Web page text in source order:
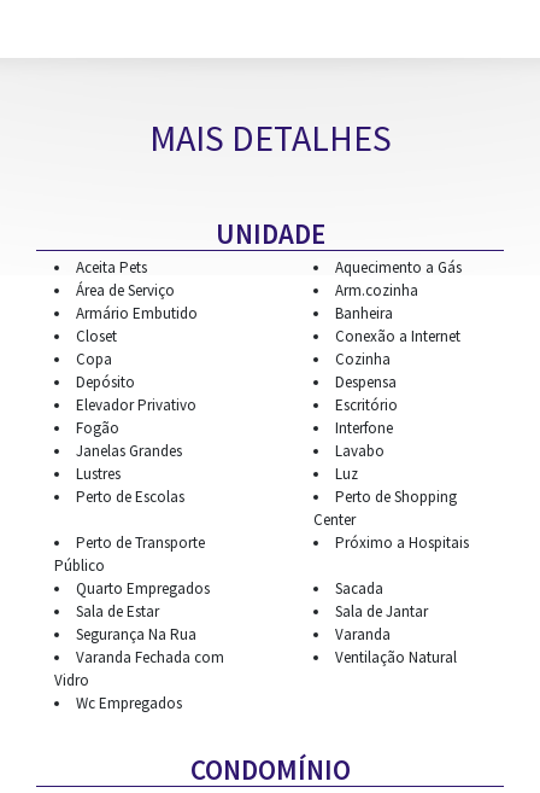
MAIS DETALHES
UNIDADE
Aceita Pets
Aquecimento a Gás
Área de Serviço
Arm.cozinha
Armário Embutido
Banheira
Closet
Conexão a Internet
Copa
Cozinha
Depósito
Despensa
Elevador Privativo
Escritório
Fogão
Interfone
Janelas Grandes
Lavabo
Lustres
Luz
Perto de Escolas
Perto de Shopping
Center
Perto de Transporte
Público
Próximo a Hospitais
Quarto Empregados
Sacada
Sala de Estar
Sala de Jantar
Segurança Na Rua
Varanda
Varanda Fechada com
Vidro
Ventilação Natural
Wc Empregados
CONDOMÍNIO